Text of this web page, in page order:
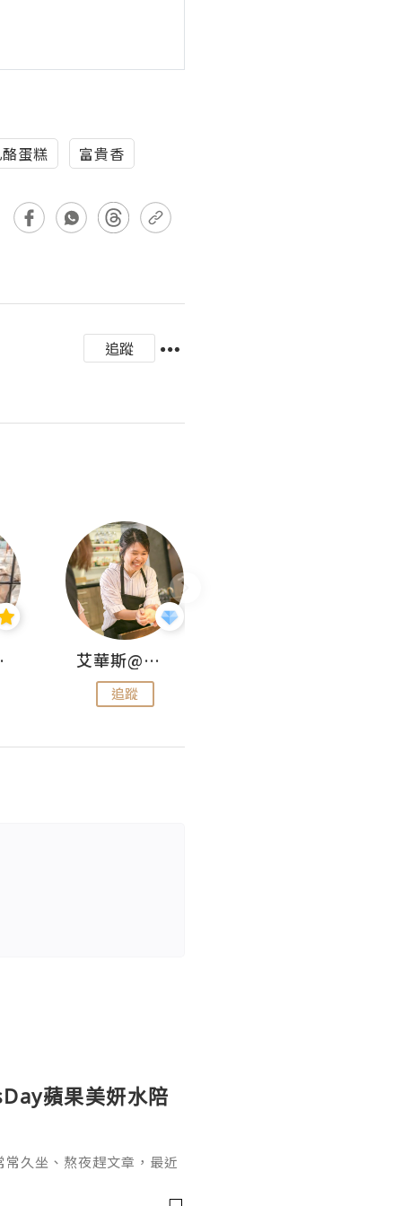
蛋糕 富貴香
追蹤
艾華斯@鄭大小姐工房
追蹤
蘋果美妍水陪
久坐、熬夜趕文章，最近
蘋果美妍水，一開始吸